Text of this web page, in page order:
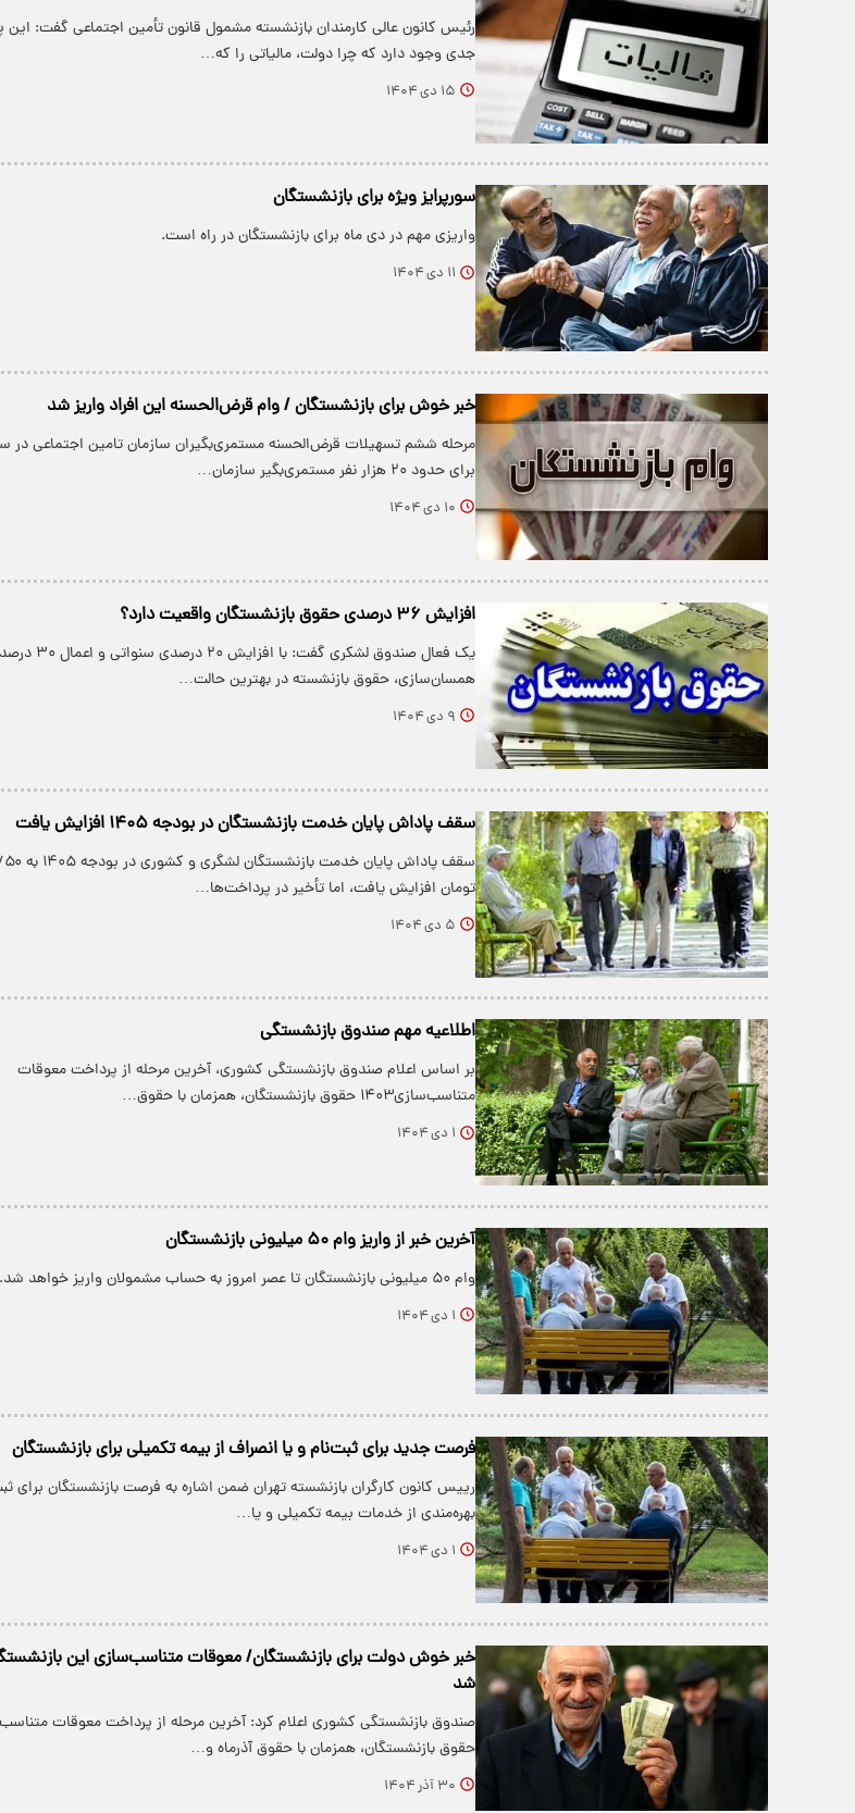
رئیس کانون عالی کارمندان بازنشسته مشمول قانون تأمین اجتماعی گفت:
جدی وجود دارد که چرا دولت، مالیاتی را که…
۱۵ دی ۱۴۰۴
سورپرایز ویژه برای بازنشستگان
واریزی مهم در دی ماه برای بازنشستگان در راه است.
۱۱ دی ۱۴۰۴
خبر خوش برای بازنشستگان / وام قرض‌الحسنه این افراد واریز شد
برای حدود ۲۰ هزار نفر مستمری‌بگیر سازمان…
۱۰ دی ۱۴۰۴
افزایش ۳۶ درصدی حقوق بازنشستگان واقعیت دارد؟
یک فعال صندوق لشکری
همسان‌سازی، حقوق بازنشسته در بهترین حالت…
۹ دی ۱۴۰۴
سقف پاداش پایان خدمت بازنشستگان در بودجه ۱۴۰۵ افزایش یافت
تومان افزایش یافت، اما تأخیر در پرداخت‌ها…
۵ دی ۱۴۰۴
اطلاعیه مهم صندوق بازنشستگی
بر اساس اعلام صندوق بازنشستگی کشوری، آخرین مرحله از پرداخت معوقات
متناسب‌سازی۱۴۰۳ حقوق بازنشستگان، همزمان با حقوق…
۱ دی ۱۴۰۴
آخرین خبر از واریز وام ۵۰ میلیونی بازنشستگان
وام ۵۰ میلیونی بازنشستگان تا عصر امروز به حساب مشمولان واریز خواهد شد.
۱ دی ۱۴۰۴
فرصت جدید برای ثبت‌نام و یا انصراف از بیمه تکمیلی برای بازنشستگان
رییس کانون کارگران بازنشسته تهران ضمن اشاره به فرصت بازنشستگان برای
بهره‌مندی از خدمات بیمه تکمیلی و یا…
۱ دی ۱۴۰۴
خبر خوش دولت برای بازنشستگان/ معوقات متناسب‌سازی این
شد
حقوق بازنشستگان، همزمان با حقوق آذرماه و…
۳۰ آذر ۱۴۰۴